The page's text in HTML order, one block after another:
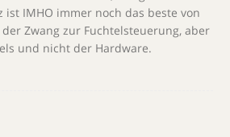
ist IMHO immer noch das beste von
Zwang zur Fuchtelsteuerung, aber
und nicht der Hardware.